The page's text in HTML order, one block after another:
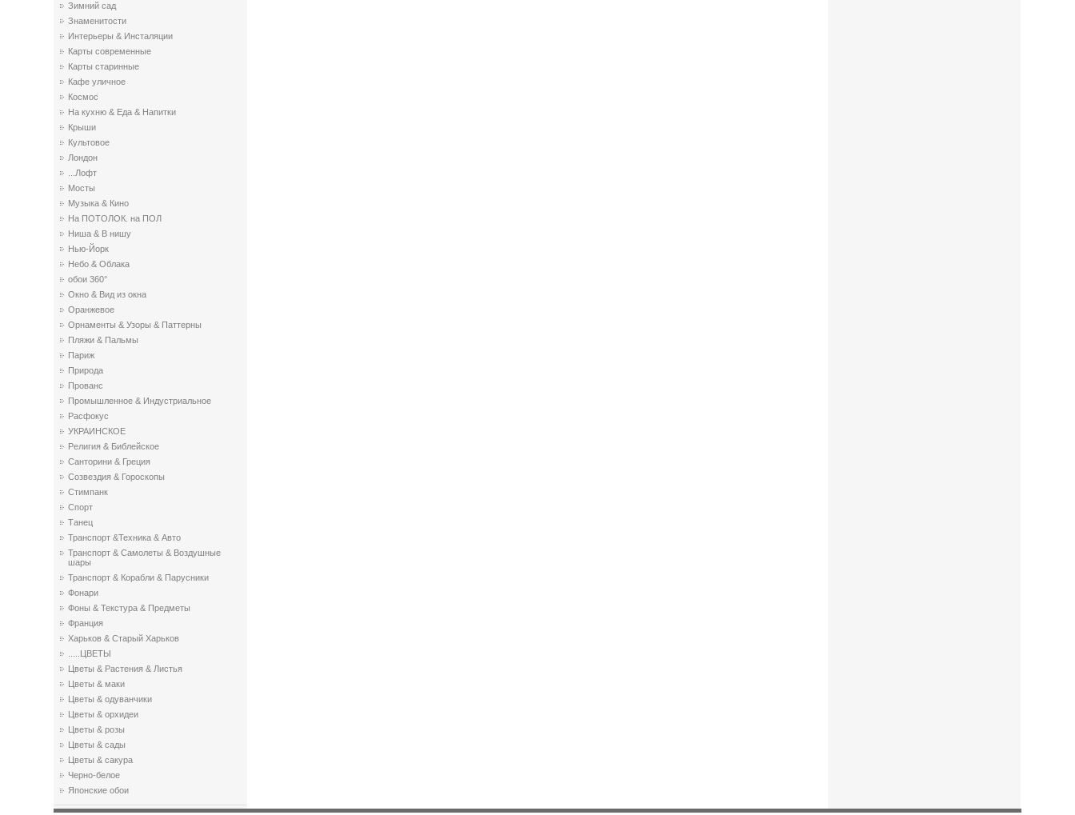
Зимний сад
Знаменитости
Интерьеры & Инсталяции
Карты современные
Карты старинные
Кафе уличное
Космос
На кухню & Еда & Напитки
Крыши
Культовое
Лондон
...Лофт
Мосты
Музыка & Кино
На ПОТОЛОК. на ПОЛ
Ниша & В нишу
Нью-Йорк
Небо & Облака
обои 360°
Окно & Вид из окна
Оранжевое
Орнаменты & Узоры & Паттерны
Пляжи & Пальмы
Париж
Природа
Прованс
Промышленное & Индустриальное
Расфокус
УКРАИНСКОЕ
Религия & Библейское
Санторини & Греция
Созвездия & Гороскопы
Стимпанк
Спорт
Танец
Транспорт &Техника & Авто
Транспорт & Самолеты & Воздушные
шары
Транспорт & Корабли & Парусники
Фонари
Фоны & Текстура & Предметы
Франция
Харьков & Старый Харьков
.....ЦВЕТЫ
Цветы & Растения & Листья
Цветы & маки
Цветы & одуванчики
Цветы & орхидеи
Цветы & розы
Цветы & сады
Цветы & сакура
Черно-белое
Японские обои